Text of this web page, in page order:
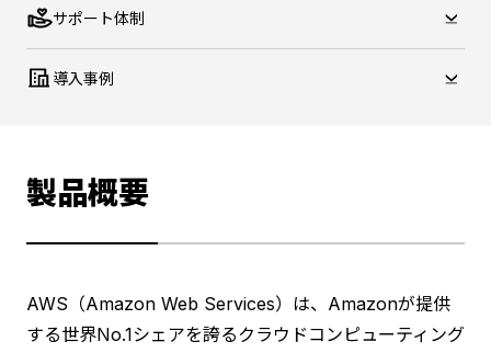
サポート体制
導入事例
製品概要
AWS（Amazon Web Services）は、Amazonが提供
する世界No.1シェアを誇るクラウドコンピューティング